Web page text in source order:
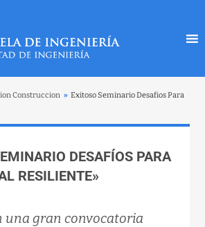
Construccion » Exitoso Seminario Desafios Para
DESAFÍOS PARA
RESILIENTE»
una gran convocatoria